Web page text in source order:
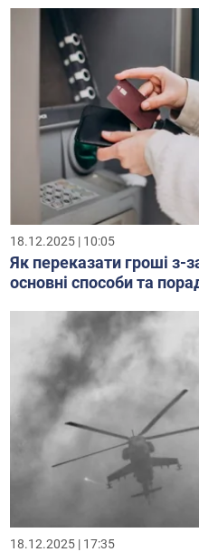
18.12.2025 | 10:05
Як переказати гроші з-
основні способи та
18.12.2025 | 17:35